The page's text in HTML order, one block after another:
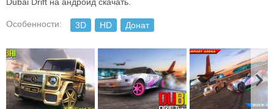
Особенности: 3D HD Донат